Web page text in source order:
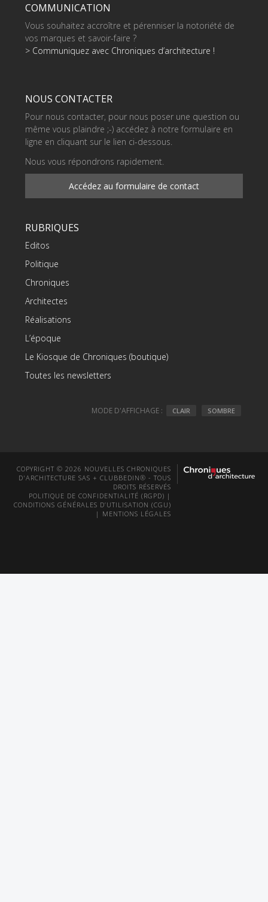
COMMUNICATION
Vous souhaitez accroître et pérenniser la notoriété de
vos marques et savoir-faire ?
> Communiquez avec Chroniques d’architecture !
NOUS CONTACTER
Pour nous contacter, pour nous poser une question ou
même vous plaindre ;-) accédez à notre formulaire en
ligne en cliquant sur le lien ci-dessous.
Nous vous répondrons rapidement.
Accédez au formulaire de contact
RUBRIQUES
Editos
Politique
Chroniques
Architectes
Réalisations
L’époque
Le Kiosque de Chroniques (boutique)
Toutes les newsletters
MODE D'AFFICHAGE : CLAIR SOMBRE
COPYRIGHT © 2026 NOUVELLES CHRONIQUES
D'ARCHITECTURE SAS + CLUBBEDIN® - TOUS
DROITS RÉSERVÉS
POLITIQUE DE CONFIDENTIALITÉ (RGPD) |
CONDITIONS GÉNÉRALES D’UTILISATION (CGU)
| MENTIONS LÉGALES